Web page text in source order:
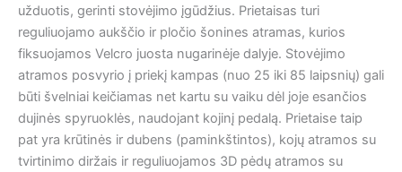
užduotis, gerinti stovėjimo įgūdžius. Prietaisas turi
reguliuojamo aukščio ir pločio šonines atramas, kurios
fiksuojamos Velcro juosta nugarinėje dalyje. Stovėjimo
atramos posvyrio į priekį kampas (nuo 25 iki 85 laipsnių) gali
būti švelniai keičiamas net kartu su vaiku dėl joje esančios
dujinės spyruoklės, naudojant kojinį pedalą. Prietaise taip
pat yra krūtinės ir dubens (paminkštintos), kojų atramos su
tvirtinimo diržais ir reguliuojamos 3D pėdų atramos su